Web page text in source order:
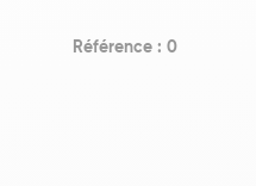
Référence : 0